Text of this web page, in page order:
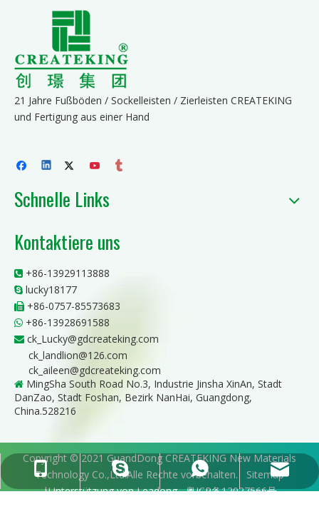
21 Jahre Fußböden / Sockelleisten / Zierleisten CREATEKING
und Fertigung aus einer Hand
+86-13929113888
lucky18177
+86-13928691588
ck_Lucky@gdcreateking.com
Schnelle Links
Kontaktiere uns
 +86-13929113888
 lucky18177
 +86-0757-85573683
 +86-13928691588
 ck_Lucky@gdcreateking.com
ck_landlion@126.com
ck_aileen@gdcreateking.com
 MingSha South Road No.3, Industrie Jinsha XinAn, Stadt
DanZao, Stadt Foshan, Bezirk NanHai, Guangdong,
China.528216
Copyright © 2021 GuandDong CREATEKING New Materials
Technology Co.,Ltd.Alle Rechte vorbehalten. Sitemap
|Unterstützung vonLeadong 粤ICP备12027566号